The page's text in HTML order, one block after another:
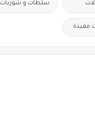
سلطات و شوربات
مفيدة